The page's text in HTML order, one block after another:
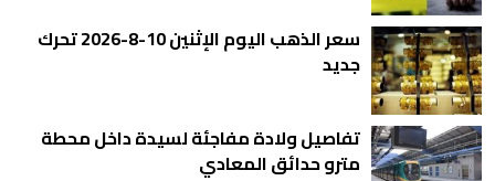
سعر الذهب اليوم الإثنين 10-8-2026 تحرك
جديد
تفاصيل ولادة مفاجئة لسيدة داخل محطة
مترو حدائق المعادي